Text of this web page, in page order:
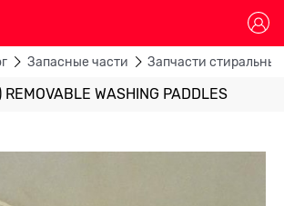
Запасные части Запчасти
WASHING PADDLES